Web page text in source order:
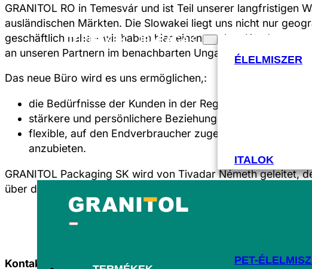
TERMÉKEK
IPARÁGAK
ÉLELMISZER
ITALOK
PET-
GRANITOL RO in Temesvár und ist Teil unserer langfristigen
ausländischen Märkten. Die Slowakei liegt uns nicht nur
geschäftlich nahe – wir haben hier einen starken
an unseren Partnern im benachbarten Ungarn sein.
Das neue Büro wird es uns ermöglichen,:
die Bedürfnisse der Kunden in der Region besser zu
stärkere und persönlichere Beziehungen zu unseren
flexible, auf den Endverbraucher zugeschnittene
anzubieten.
GRANITOL Packaging SK wird von Tivadar Németh geleitet,
über den lokalen Markt mitbringt.
Kontaktperson: